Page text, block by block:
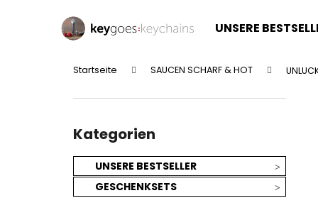
UNSERE
Startseite SAUCEN SCHARF & HOT
überspringen
Kategorien
UNSERE BESTSELLER
GESCHENKSETS
Zurück
Einkaufen
Zurück
Einkaufen